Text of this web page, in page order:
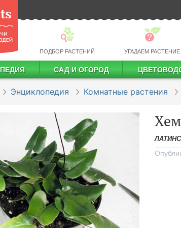
ПОДБОР РАСТЕНИЙ УГАДАЕМ РАСТЕНИЕ
САД И ОГОРОД
Энциклопедия Комнатные растения